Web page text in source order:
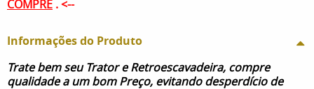
COMPRE . <--
Informações do Produto
Trate bem seu Trator e Retroescavadeira, compre
qualidade a um bom Preço, evitando desperdício de